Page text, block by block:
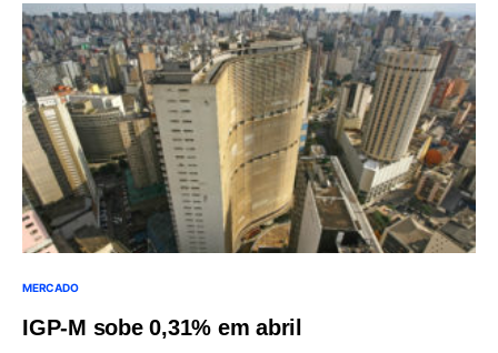
MERCADO
IGP-M sobe 0,31% em abril